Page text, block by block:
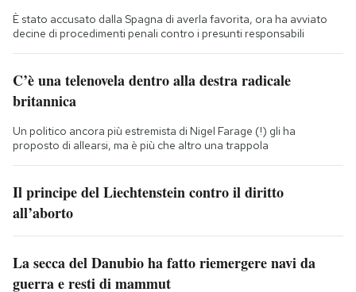
È stato accusato dalla Spagna di averla favorita, ora ha avviato
decine di procedimenti penali contro i presunti responsabili
C’è una telenovela dentro alla destra radicale
britannica
Un politico ancora più estremista di Nigel Farage (!) gli ha
proposto di allearsi, ma è più che altro una trappola
Il principe del Liechtenstein contro il diritto
all’aborto
La secca del Danubio ha fatto riemergere navi da
guerra e resti di mammut